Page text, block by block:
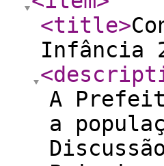
<title>
Infância
A
a